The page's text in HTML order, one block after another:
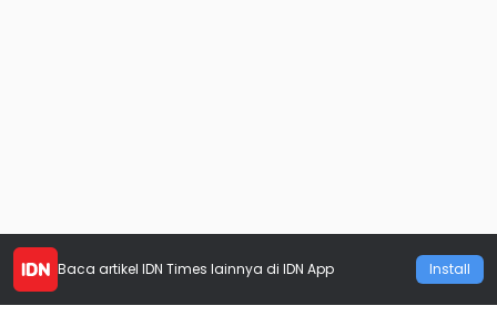
Baca artikel IDN Times lainnya di IDN App Install